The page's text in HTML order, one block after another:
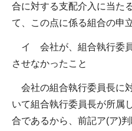
合に対する支配介入に当た
て、この点に係る組合の申
イ 会社が、組合執行委
させなかったこと
会社の組合執行委員長に
いて組合執行委員長が所属
合であるから、前記ア(ア)